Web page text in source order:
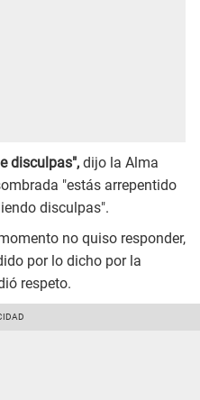
disculpas", dijo la Alma
"estás arrepentido
disculpas".
no quiso responder,
por lo dicho por la
respeto.